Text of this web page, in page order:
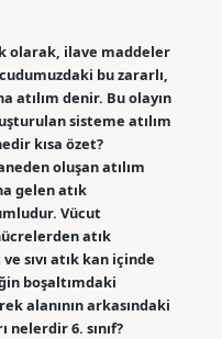
olarak, ilave maddeler
bu zararlı,
atılım denir. Bu olayın
sisteme atılım
kısa özet?
oluşan atılım
gelen atık
Vücut
atık
sıvı atık kan içinde
boşaltımdaki
alanının arkasındaki
6. sınıf?